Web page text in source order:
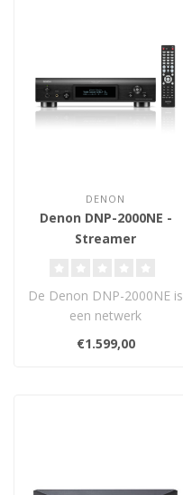
DENON
Denon DNP-2000NE -
Streamer
De Denon DNP-2000NE is
een netwerk
audiostreamer met vier
ESS Sabre ES9018K2M
€1.599,00